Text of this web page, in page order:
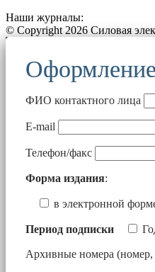
Наши журналы:
© Copyright 2026 Силовая
ФИО контактного лица
E-mail
Телефон/факс
Форма издания:
в электронной
Период подписки
Архивные номера (номер,